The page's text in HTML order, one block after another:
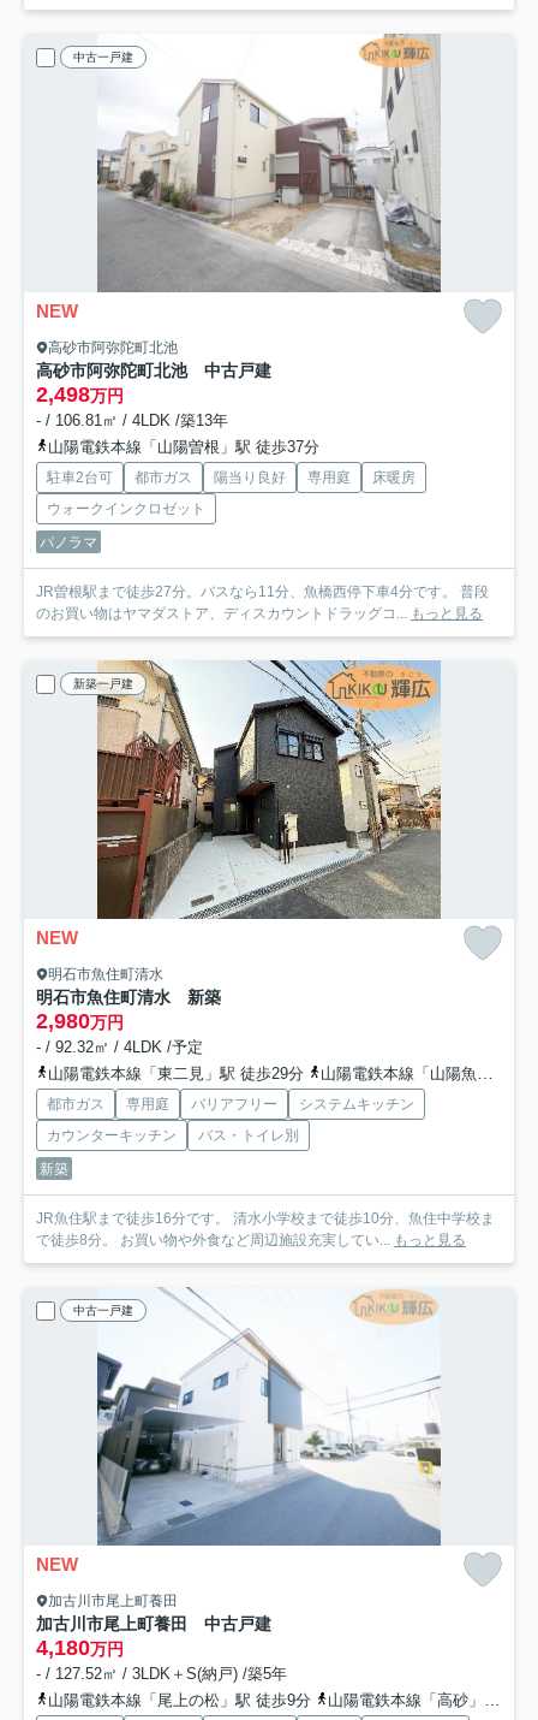
中古一戸建
NEW
高砂市阿弥陀町北池
高砂市阿弥陀町北池 中古戸建
2,498万円
- / 106.81㎡ / 4LDK /築13年
山陽電鉄本線「山陽曽根」駅 徒歩37分
駐車2台可 都市ガス 陽当り良好 専用庭
床暖房
ウォークインクロゼット
パノラマ
JR曽根駅まで徒歩27分。バスなら11分、魚橋西停下車4分です。 普段
のお買い物はヤマダストア、ディスカウントドラッグコ...
もっと見る
新築一戸建
NEW
明石市魚住町清水
明石市魚住町清水 新築
2,980万円
- / 92.32㎡ / 4LDK /予定
山陽電鉄本線「東二見」駅 徒歩29分
山陽電鉄本線「山陽魚住」駅 徒歩30分
都市ガス 専用庭 バリアフリー
システムキッチン
カウンターキッチン
バス・トイレ別
新築
JR魚住駅まで徒歩16分です。 清水小学校まで徒歩10分、魚住中学校ま
で徒歩8分。 お買い物や外食など周辺施設充実してい...
もっと見る
中古一戸建
NEW
加古川市尾上町養田
加古川市尾上町養田 中古戸建
4,180万円
- / 127.52㎡ / 3LDK＋S(納戸) /築5年
山陽電鉄本線「尾上の松」駅 徒歩9分
山陽電鉄本線「高砂」駅 徒歩24分